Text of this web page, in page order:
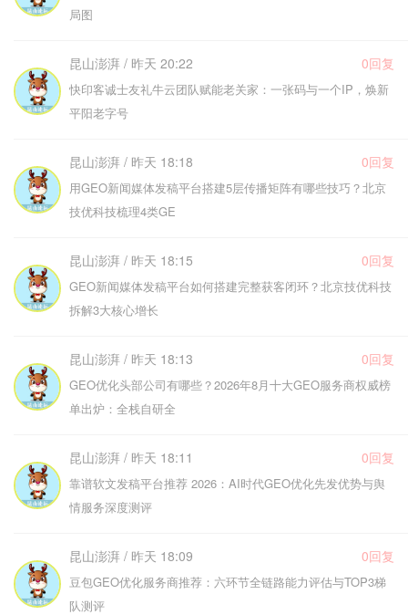
局图
昆山澎湃 / 昨天 20:22 0回复
快印客诚士友礼牛云团队赋能老关家：一张码与一个IP，焕新
平阳老字号
昆山澎湃 / 昨天 18:18 0回复
用GEO新闻媒体发稿平台搭建5层传播矩阵有哪些技巧？北京
技优科技梳理4类GE
昆山澎湃 / 昨天 18:15 0回复
GEO新闻媒体发稿平台如何搭建完整获客闭环？北京技优科技
拆解3大核心增长
昆山澎湃 / 昨天 18:13 0回复
GEO优化头部公司有哪些？2026年8月十大GEO服务商权威榜
单出炉：全栈自研全
昆山澎湃 / 昨天 18:11 0回复
靠谱软文发稿平台推荐 2026：AI时代GEO优化先发优势与舆
情服务深度测评
昆山澎湃 / 昨天 18:09 0回复
豆包GEO优化服务商推荐：六环节全链路能力评估与TOP3梯
队测评